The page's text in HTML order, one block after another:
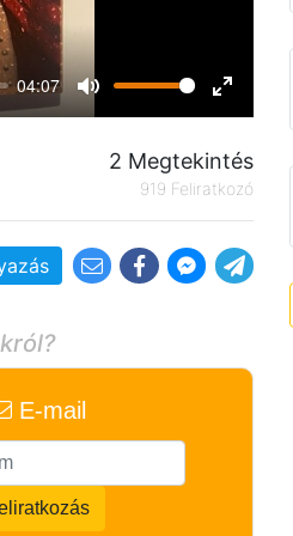
04:07
Mute
Enter
fullscreen
2 Megtekintés
919 Feliratkozó
E-mail